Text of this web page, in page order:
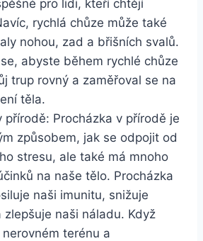
pro lidi, kteří chtějí
rychlá chůze může také
nohou, zad a břišních svalů.
abyste během rychlé chůze
trup rovný a zaměřoval se na
těla.
přírodě: Procházka v přírodě je
způsobem, jak se odpojit od
stresu, ale také má mnoho
na naše tělo. Procházka
naši imunitu, snižuje
zlepšuje naši náladu. Když
terénu a